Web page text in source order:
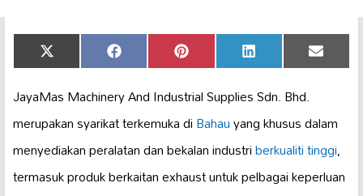
Share
on
X
(Twitter)
Share
on
Facebook Share
on
Pinterest Share
on
LinkedIn Share
on
Email
JayaMas Machinery And Industrial Supplies Sdn. Bhd.
merupakan syarikat terkemuka diBahauyang khusus dalam
menyediakan peralatan dan bekalan industriberkualiti tinggi,
termasuk produk berkaitan exhaust untuk pelbagai keperluan